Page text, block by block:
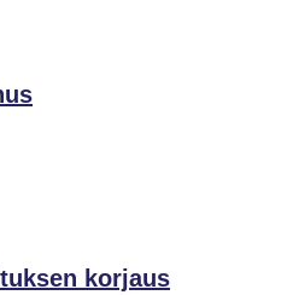
korjaus